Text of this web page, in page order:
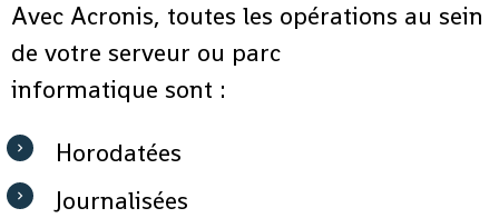
Avec Acronis, toutes les opérations au sein
de votre serveur ou parc
informatique sont :
Horodatées
Journalisées